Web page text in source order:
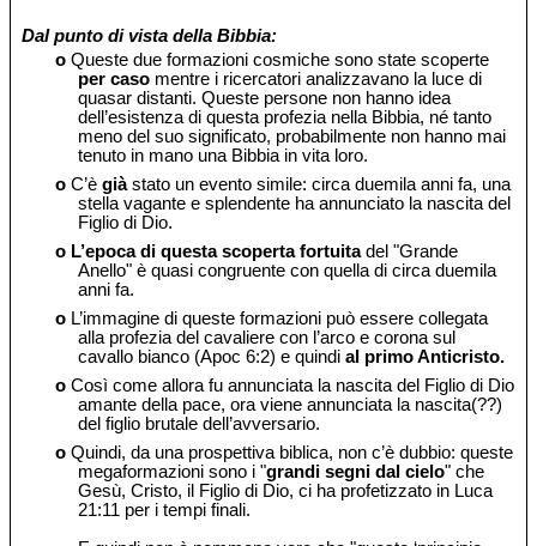
Dal punto di vista della Bibbia:
o Queste due formazioni cosmiche sono state scoperte
per caso mentre i ricercatori analizzavano la luce di
quasar distanti. Queste persone non hanno idea
dell’esistenza di questa profezia nella Bibbia, né tanto
meno del suo significato, probabilmente non hanno mai
tenuto in mano una Bibbia in vita loro.
o C’ègiàstato un evento simile: circa duemila anni fa, una
stella vagante e splendente ha annunciato la nascita del
Figlio di Dio.
o L’epoca di questa scoperta fortuitadel "Grande
Anello" è quasi congruente con quella di circa duemila
anni fa.
o L’immagine di queste formazioni può essere collegata
alla profezia del cavaliere con l’arco e corona sul
cavallo bianco (Apoc 6:2) e quindial primo Anticristo.
o Così come allora fu annunciata la nascita del Figlio di Dio
amante della pace, ora viene annunciata la nascita(??)
del figlio brutale dell’avversario.
o Quindi, da una prospettiva biblica, non c’è dubbio: queste
megaformazioni sono i "grandi segni dal cielo" che
Gesù, Cristo, il Figlio di Dio, ci ha profetizzato in Luca
21:11 per i tempi finali.